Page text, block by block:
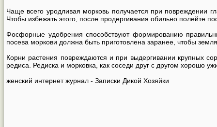
Чаще всего уродливая морковь получается при повреждении
Чтобы избежать этого, после продергивания обильно полейте
Фосфорные удобрения способствуют формированию
посева моркови должна быть приготовлена заранее, чтобы земля
Корни растения повреждаются и при выдергивании крупных
редиса. Редиска и морковка, как соседи друг с другом хорошо
женский интернет журнал - Записки Дикой Хозяйки